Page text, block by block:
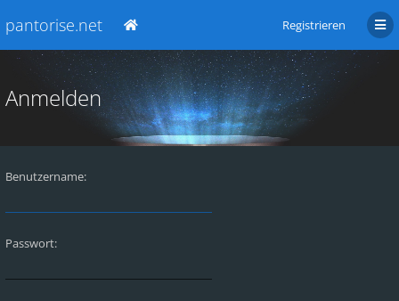
pantorise.net Registrieren
Anmelden
Benutzername:
Passwort: